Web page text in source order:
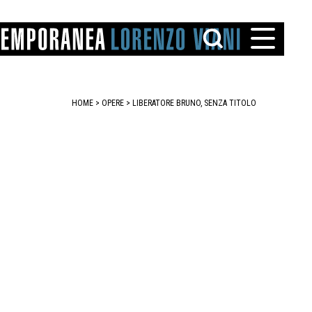
HOME > OPERE > LIBERATORE BRUNO, SENZA TITOLO